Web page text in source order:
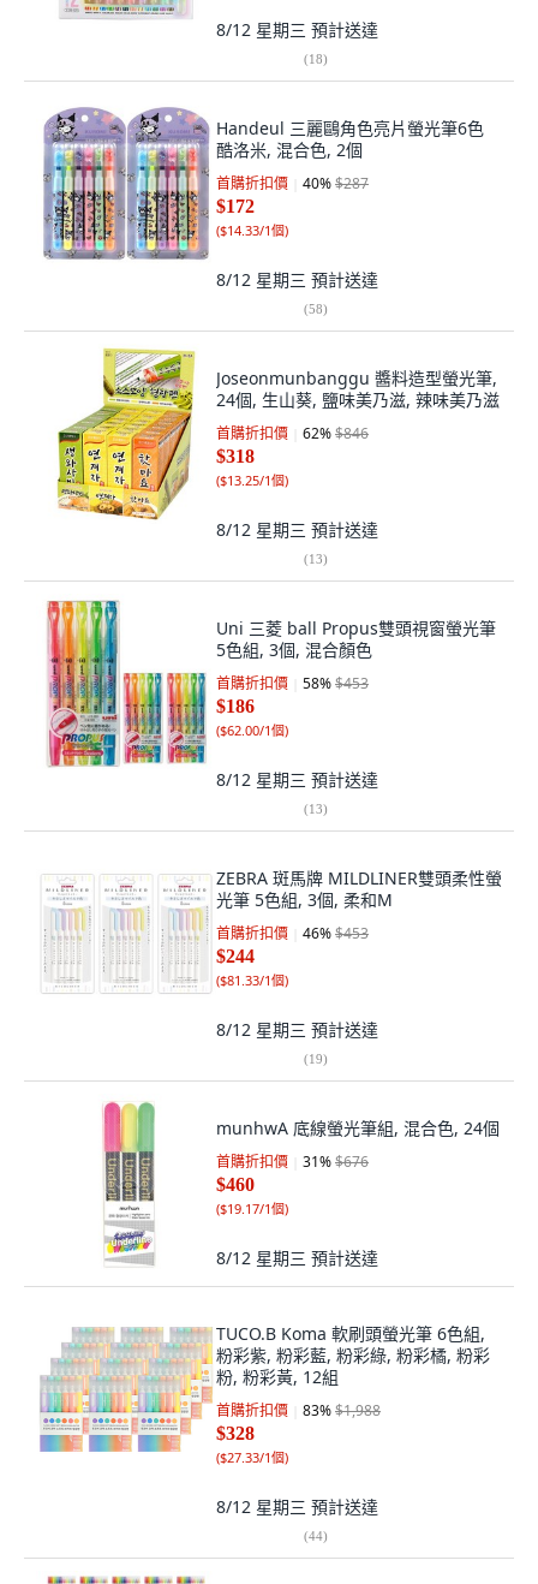
8/12 星期三 預計送達
(18)
Handeul 三麗鷗角色亮片螢光筆6色
酷洛米, 混合色, 2個
首購折扣價 40%$287
$172
($14.33/1個)
8/12 星期三 預計送達
(58)
Joseonmunbanggu 醬料造型螢光筆,
24個, 生山葵, 鹽味美乃滋, 辣味美乃滋
首購折扣價 62%$846
$318
($13.25/1個)
8/12 星期三 預計送達
(13)
Uni 三菱 ball Propus雙頭視窗螢光筆
5色組, 3個, 混合顏色
首購折扣價 58%$453
$186
($62.00/1個)
8/12 星期三 預計送達
(13)
ZEBRA 斑馬牌 MILDLINER雙頭柔性螢
光筆 5色組, 3個, 柔和M
首購折扣價 46%$453
$244
($81.33/1個)
8/12 星期三 預計送達
(19)
munhwA 底線螢光筆組, 混合色, 24個
首購折扣價 31%$676
$460
($19.17/1個)
8/12 星期三 預計送達
TUCO.B Koma 軟刷頭螢光筆 6色組,
粉彩紫, 粉彩藍, 粉彩綠, 粉彩橘, 粉彩
粉, 粉彩黃, 12組
首購折扣價 83%$1,988
$328
($27.33/1個)
8/12 星期三 預計送達
(44)